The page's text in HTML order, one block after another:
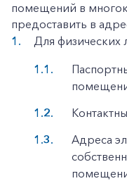
помещений в
предоставить в
Для физических
Адреса